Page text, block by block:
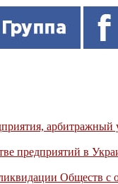
предприятий в
Обществ